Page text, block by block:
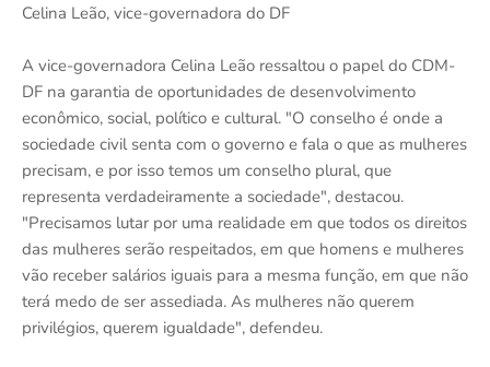
Celina Leão, vice-governadora do DF
A vice-governadora Celina Leão ressaltou o papel do CDM-
DF na garantia de oportunidades de desenvolvimento
econômico, social, político e cultural. "O conselho é onde a
sociedade civil senta com o governo e fala o que as mulheres
precisam, e por isso temos um conselho plural, que
representa verdadeiramente a sociedade", destacou.
"Precisamos lutar por uma realidade em que todos os direitos
das mulheres serão respeitados, em que homens e mulheres
vão receber salários iguais para a mesma função, em que não
terá medo de ser assediada. As mulheres não querem
privilégios, querem igualdade", defendeu.